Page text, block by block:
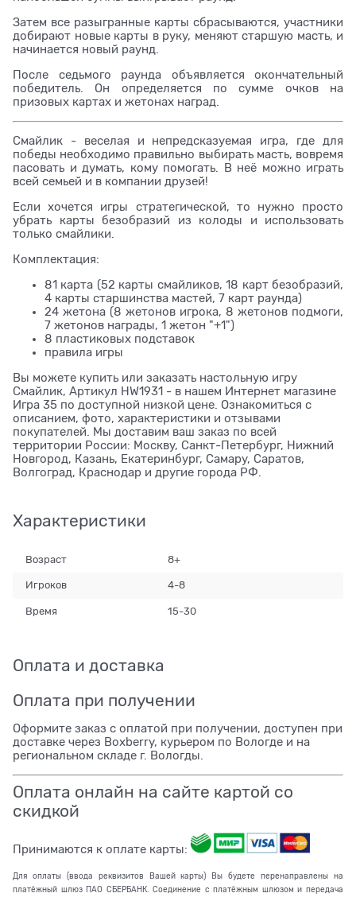
Затем все разыгранные карты сбрасываются, участники
добирают новые карты в руку, меняют старшую масть, и
начинается новый раунд.
После седьмого раунда объявляется окончательный
победитель. Он определяется по сумме очков на
призовых картах и жетонах наград.
Смайлик - веселая и непредсказуемая игра, где для
победы необходимо правильно выбирать масть, вовремя
пасовать и думать, кому помогать. В неё можно играть
всей семьей и в компании друзей!
Если хочется игры стратегической, то нужно просто
убрать карты безобразий из колоды и использовать
только смайлики.
Комплектация:
81 карта (52 карты смайликов, 18 карт безобразий,
4 карты старшинства мастей, 7 карт раунда)
24 жетона (8 жетонов игрока, 8 жетонов подмоги,
7 жетонов награды, 1 жетон "+1")
8 пластиковых подставок
правила игры
Вы можете купить или заказать настольную игру
Смайлик, Артикул HW1931 - в нашем Интернет магазине
Игра 35 по доступной низкой цене. Ознакомиться с
описанием, фото, характеристики и отзывами
покупателей. Мы доставим ваш заказ по всей
территории России: Москву, Санкт-Петербург, Нижний
Новгород, Казань, Екатеринбург, Самару, Саратов,
Волгоград, Краснодар и другие города РФ.
Характеристики
Возраст 8+
Игроков 4-8
Время 15-30
Оплата и доставка
Оплата при получении
Оформите заказ с оплатой при получении, доступен при
доставке через Boxberry, курьером по Вологде и на
региональном складе г. Вологды.
Оплата онлайн на сайте картой со
скидкой
Принимаются к оплате карты:
Для оплаты (ввода реквизитов Вашей карты) Вы будете перенаправлены на
платёжный шлюз ПАО СБЕРБАНК. Соединение с платёжным шлюзом и передача